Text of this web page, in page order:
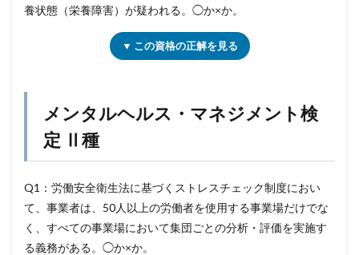
養状態（栄養障害）が疑われる。◯か×か。
▼ この資格の正解を見る
メンタルヘルス・マネジメント検
定 Ⅱ種
Q1：労働安全衛生法に基づくストレスチェック制度におい
て、事業者は、50人以上の労働者を使用する事業場だけでな
く、すべての事業場において集団ごとの分析・評価を実施す
る義務がある。◯か×か。